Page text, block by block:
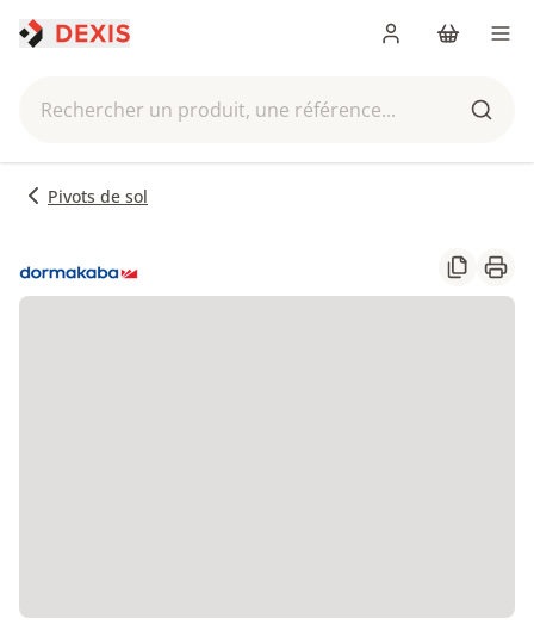
Rechercher un produit, une référence...
Panier
Pivots de sol
Partager